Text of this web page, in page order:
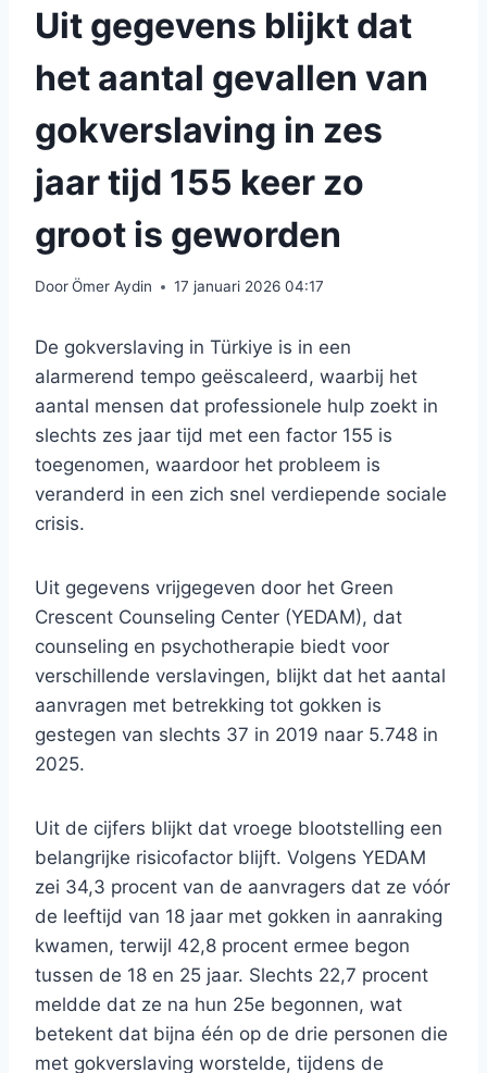
Uit gegevens blijkt dat
het aantal gevallen van
gokverslaving in zes
jaar tijd 155 keer zo
groot is geworden
DoorÖmer Aydin 17 januari 2026 04:17
De gokverslaving in Türkiye is in een
alarmerend tempo geëscaleerd, waarbij het
aantal mensen dat professionele hulp zoekt in
slechts zes jaar tijd met een factor 155 is
toegenomen, waardoor het probleem is
veranderd in een zich snel verdiepende sociale
crisis.
Uit gegevens vrijgegeven door het Green
Crescent Counseling Center (YEDAM), dat
counseling en psychotherapie biedt voor
verschillende verslavingen, blijkt dat het aantal
aanvragen met betrekking tot gokken is
gestegen van slechts 37 in 2019 naar 5.748 in
2025.
Uit de cijfers blijkt dat vroege blootstelling een
belangrijke risicofactor blijft. Volgens YEDAM
zei 34,3 procent van de aanvragers dat ze vóór
de leeftijd van 18 jaar met gokken in aanraking
kwamen, terwijl 42,8 procent ermee begon
tussen de 18 en 25 jaar. Slechts 22,7 procent
meldde dat ze na hun 25e begonnen, wat
betekent dat bijna één op de drie personen die
met gokverslaving worstelde, tijdens de